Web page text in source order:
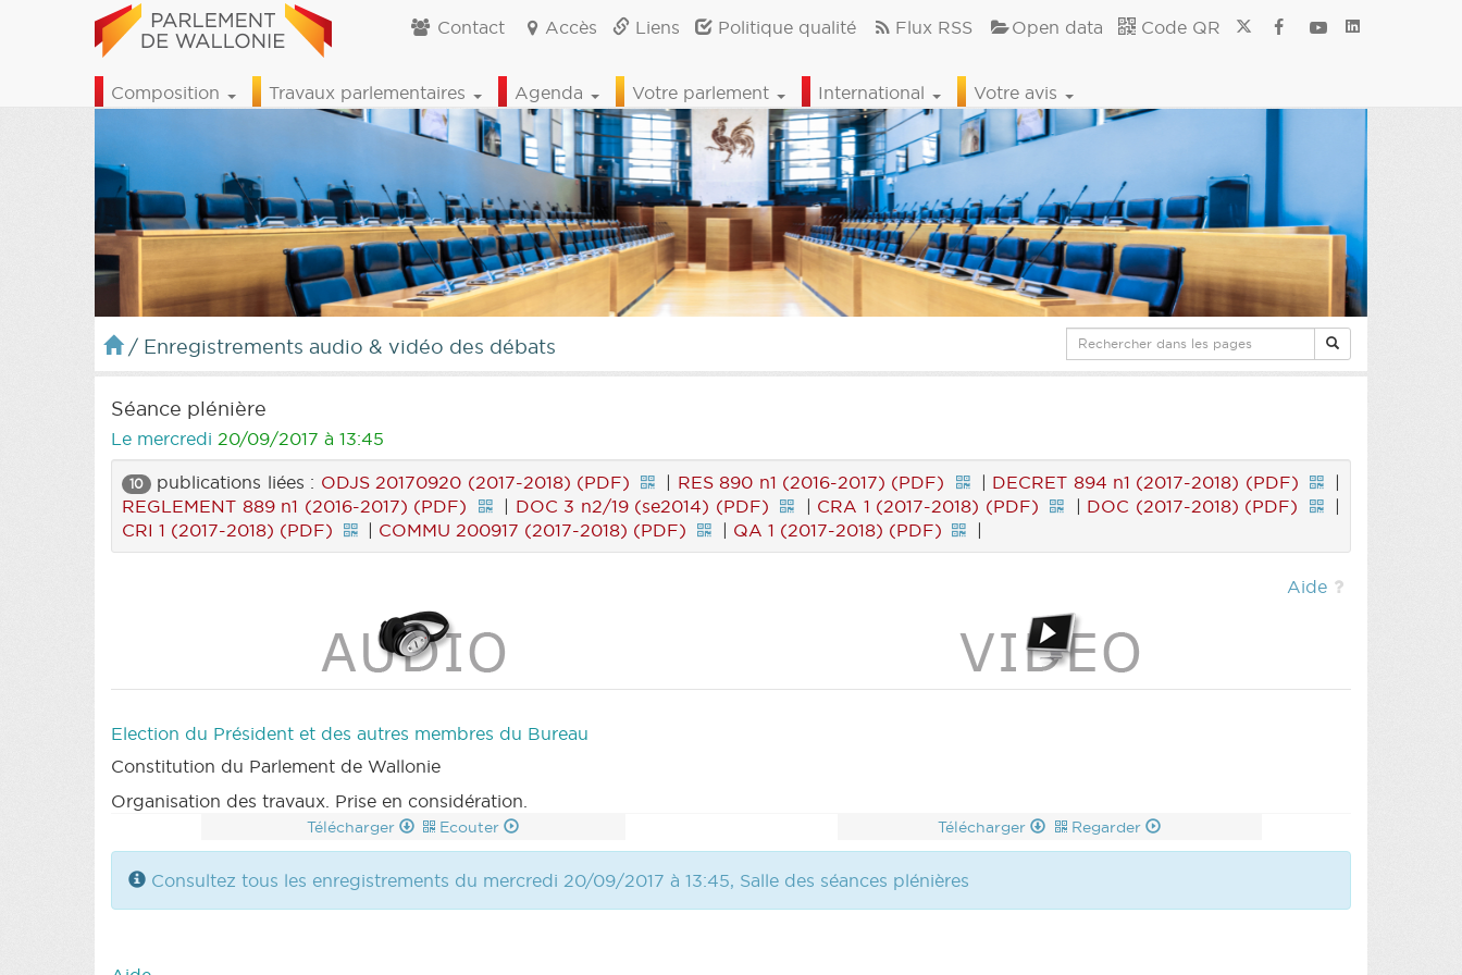
Contact Accès Liens Politique qualité Flux RSS Open data Code QR
Composition Travaux parlementaires Agenda Votre parlement International Votre avis
/ Enregistrements audio & vidéo des débats
Séance plénière
Le mercredi 20/09/2017 à 13:45
10 publications liées : ODJS 20170920 (2017-2018) (PDF) | RES 890 n1 (2016-2017) (PDF) | DECRET 894 n1 (2017-2018) (PDF)
|
REGLEMENT 889 n1 (2016-2017) (PDF)
| DOC 3 n2/19 (se2014) (PDF) | CRA 1 (2017-2018) (PDF) | DOC (2017-2018) (PDF)
|
CRI 1 (2017-2018) (PDF)
| COMMU 200917 (2017-2018) (PDF) | QA 1 (2017-2018) (PDF) |
Aide
Election du Président et des autres membres du Bureau
Constitution du Parlement de Wallonie
Organisation des travaux. Prise en considération.
Télécharger Ecouter Télécharger Regarder
Consultez tous les enregistrements du mercredi 20/09/2017 à 13:45, Salle des séances plénières